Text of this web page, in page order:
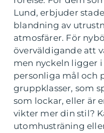
Lund, erbjuder
blandning av
atmosfärer. För
överväldigande att
men nyckeln ligger
personliga mål och
gruppklasser, som
som lockar, eller är
vikter mer din stil?
utomhusträning